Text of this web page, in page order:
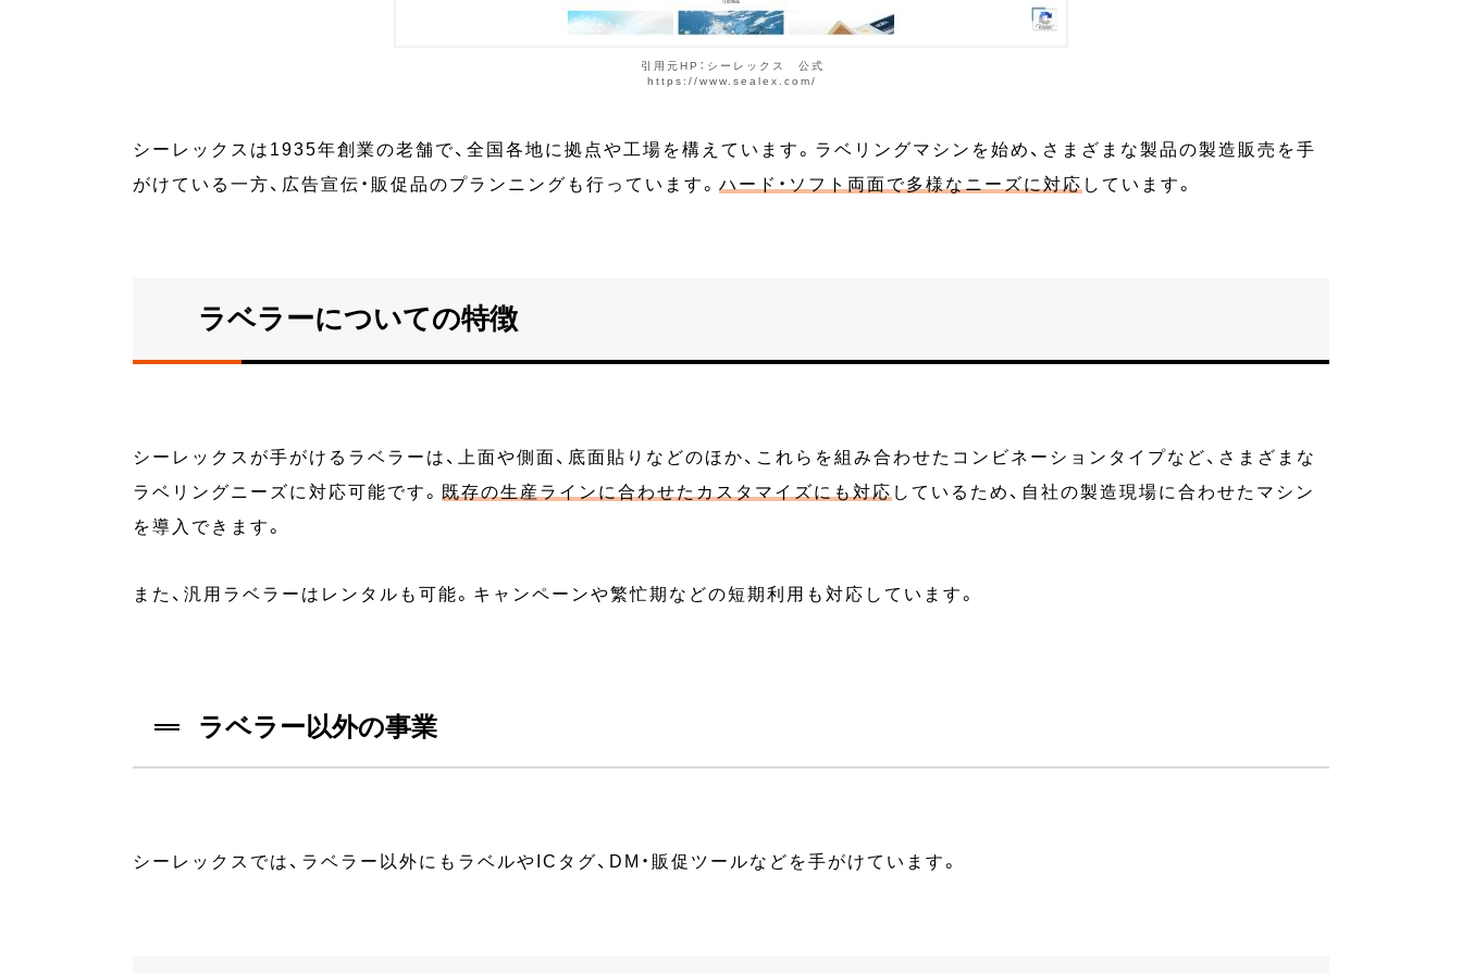
引用元HP：シーレックス 公式
https://www.sealex.com/
シーレックスは1935年創業の老舗で、全国各地に拠点や工場を構えています。ラベリングマシンを始め、さまざまな製品の製造販売を手
がけている一方、広告宣伝・販促品のプランニングも行っています。 ハード・ソフト両面で多様なニーズに対応 しています。
ラベラーについての特徴
シーレックスが手がけるラベラーは、上面や側面、底面貼りなどのほか、これらを組み合わせたコンビネーションタイプなど、さまざまな
ラベリングニーズに対応可能です。 既存の生産ラインに合わせたカスタマイズにも対応 しているため、自社の製造現場に合わせたマシン
を導入できます。
また、汎用ラベラーはレンタルも可能。キャンペーンや繁忙期などの短期利用も対応しています。
ラベラー以外の事業
シーレックスでは、ラベラー以外にもラベルやICタグ、DM・販促ツールなどを手がけています。